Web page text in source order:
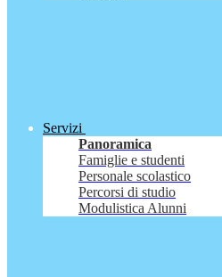
Servizi
Panoramica
Famiglie e studenti
Personale scolastico
Percorsi di studio
Modulistica Alunni